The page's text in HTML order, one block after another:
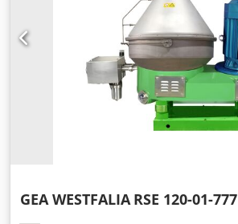
GEA WESTFALIA RSE 120-01-777